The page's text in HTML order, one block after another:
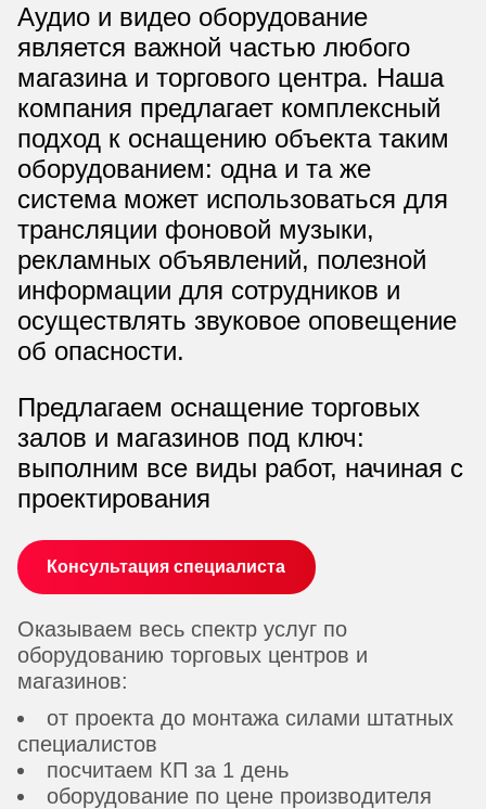
Аудио и видео оборудование
является важной частью любого
магазина и торгового центра. Наша
компания предлагает комплексный
подход к оснащению объекта таким
оборудованием: одна и та же
система может использоваться для
трансляции фоновой музыки,
рекламных объявлений, полезной
информации для сотрудников и
осуществлять звуковое оповещение
об опасности.
Предлагаем оснащение торговых
залов и магазинов под ключ:
выполним все виды работ, начиная с
проектирования
Консультация специалиста
Оказываем весь спектр услуг по
оборудованию торговых центров и
магазинов:
от проекта до монтажа силами штатных
специалистов
посчитаем КП за 1 день
оборудование по цене производителя